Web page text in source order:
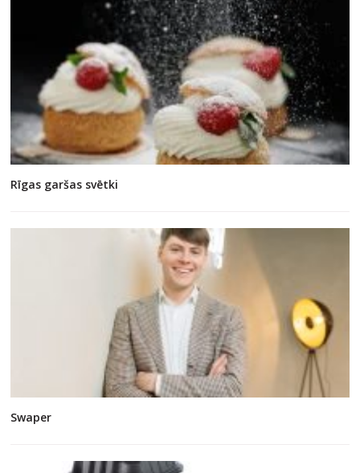
Rīgas garšas svētki
Swaper